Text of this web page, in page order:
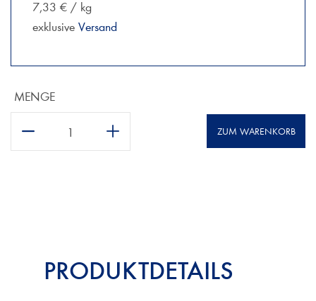
7,33 € / kg
exklusive Versand
MENGE
ZUM WARENKORB
PRODUKTDETAILS